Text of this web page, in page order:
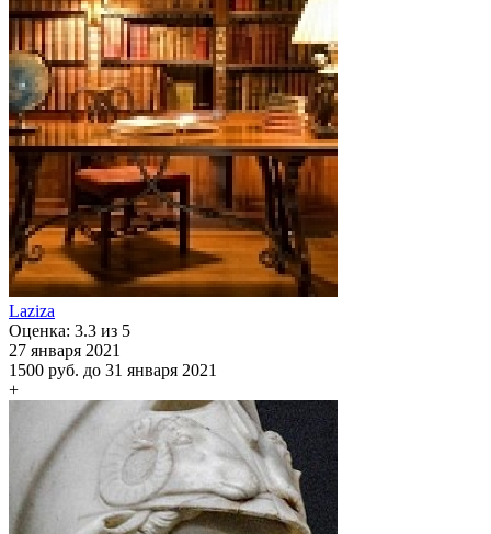
Laziza
Оценка: 3.3 из 5
27 января 2021
1500 руб. до 31 января 2021
+